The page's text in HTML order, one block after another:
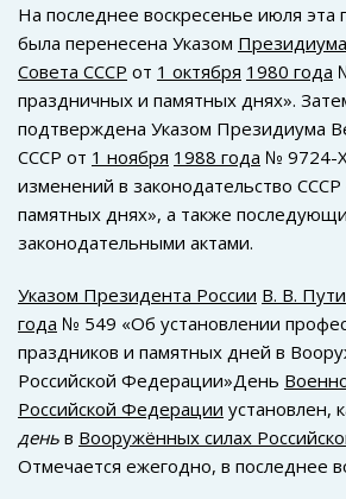
На последнее воскресенье июля эта
была перенесена Указом
Совета СССР от 1 октября 1980 года
праздничных и памятных днях».
подтверждена Указом Президиума
СССР от 1 ноября 1988 года № 9724-
изменений в законодательство
памятных днях», а также
законодательными актами.
Указом Президента России В. В.
года № 549 «Об установлении
праздников и памятных дней в
Российской Федерации»День
Российской Федерации установлен,
день в Вооружённых силах
Отмечается ежегодно, в последнее